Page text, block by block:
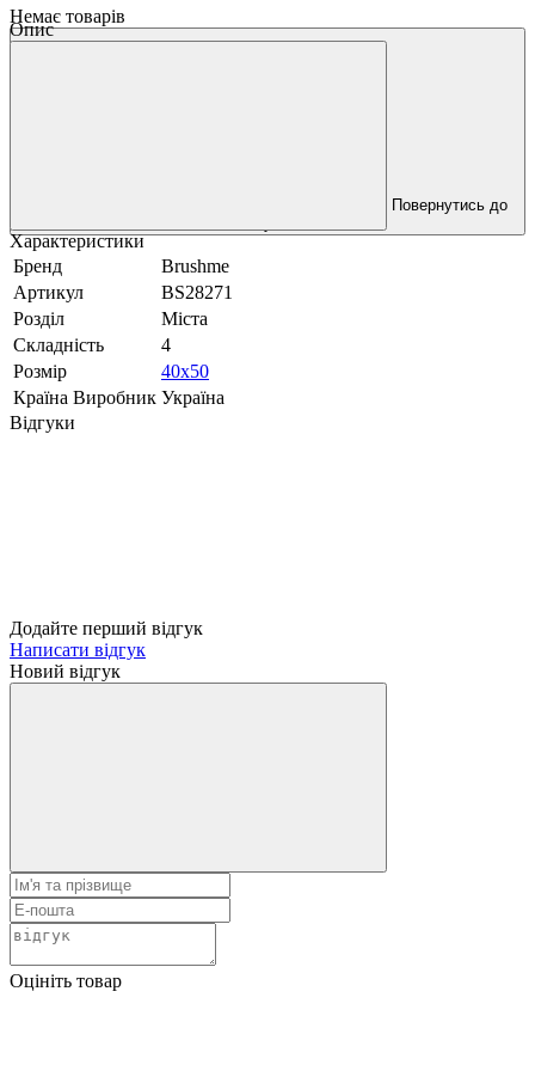
Немає товарів
Повернутись до
Опис
Характеристики
Бренд
Brushme
Артикул
BS28271
Розділ
Міста
Складність
4
Розмір
40x50
Країна Виробник Україна
Відгуки
Додайте перший відгук
Написати відгук
Новий відгук
Оцініть товар